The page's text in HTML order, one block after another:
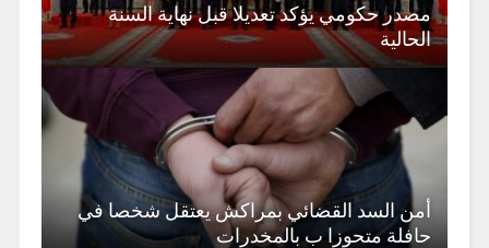
مصدر حكومي يؤكد تعديلا قبل نهاية السنة
الحالية
أمن السد القضائي بمراكش يعتقل شخصا في
حافلة متحوزا ب بالمخدرات